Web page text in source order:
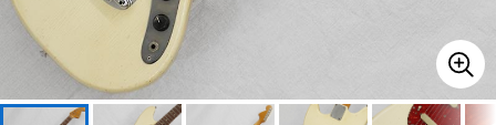
アンプ
DJ機器